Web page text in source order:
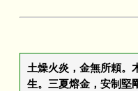
土燥火炎，金無所頼。
生。三夏熔金，安制堅